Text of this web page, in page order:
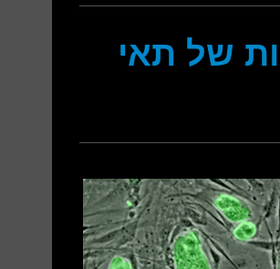
של תאי